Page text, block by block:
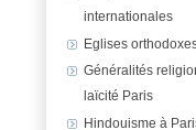
internationales
Eglises
Généralités
laïcité Paris
Hindouisme à